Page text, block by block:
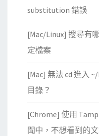
substitution 錯誤
[Mac/Linux] 搜尋有
定檔案
[Mac] 無法 cd 進入
目錄？
[Chrome] 使用
聞中，不想看到的